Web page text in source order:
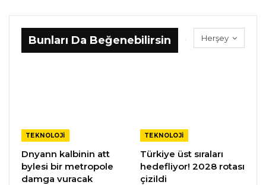
Herşey
Bunları Da Beğenebilirsin
TEKNOLOJI
Dnyann kalbinin att
bylesi bir metropole
damga vuracak
TEKNOLOJI
Türkiye üst sıraları
hedefliyor! 2028 rotası
çizildi